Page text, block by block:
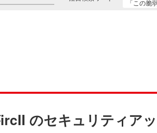
「この
のセキュリティア